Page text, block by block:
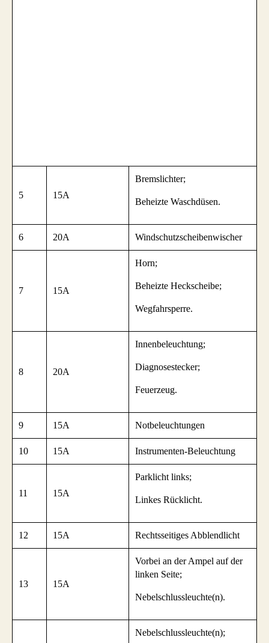
5 15A
Bremslichter;
Beheizte Waschdüsen.
6 20A Windschutzscheibenwischer
7 15A
Horn;
Beheizte Heckscheibe;
Wegfahrsperre.
8 20A
Innenbeleuchtung;
Diagnosestecker;
Feuerzeug.
9 15A Notbeleuchtungen
10 15A Instrumenten-Beleuchtung
11 15A
Parklicht links;
Linkes Rücklicht.
12 15A Rechtsseitiges Abblendlicht
13 15A
Vorbei an der Ampel auf der
linken Seite;
Nebelschlussleuchte(n).
Nebelschlussleuchte(n);